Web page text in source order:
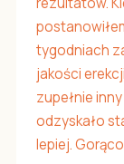
tygodniach
jakości
zupełnie
odzyskało
lepiej.